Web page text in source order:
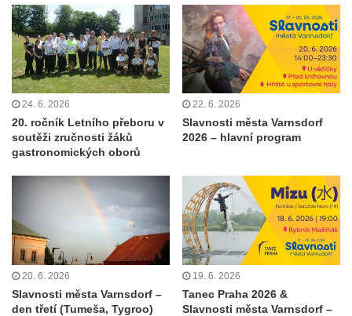
24. 6. 2026
20. ročník Letního přeboru v
soutěži zručnosti žáků
gastronomických oborů
22. 6. 2026
Slavnosti města Varnsdorf
2026 – hlavní program
20. 6. 2026
Slavnosti města Varnsdorf –
den třetí (Tumeša, Tygroo)
19. 6. 2026
Tanec Praha 2026 &
Slavnosti města Varnsdorf –